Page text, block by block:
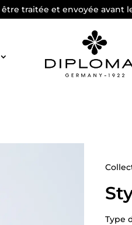
traitée et envoyée avant
Type